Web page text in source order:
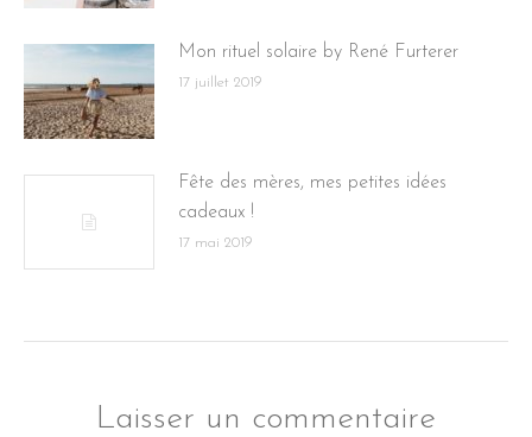
Mon rituel solaire by René Furterer
17 juillet 2019
Fête des mères, mes petites idées
cadeaux !
17 mai 2019
Laisser un commentaire